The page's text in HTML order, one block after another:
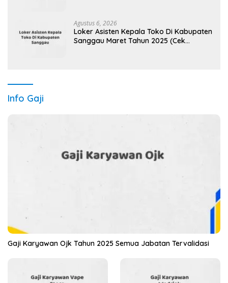
Agustus 6, 2026
Loker Asisten Kepala Toko Di Kabupaten
Sanggau Maret Tahun 2025 (Cek
Info Gaji
Gaji Karyawan Ojk Tahun 2025 Semua Jabatan Tervalidasi